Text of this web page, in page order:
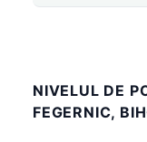
NIVELUL DE
FEGERNIC,